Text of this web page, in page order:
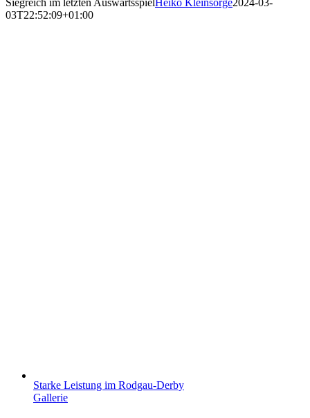
Siegreich im letzten AuswärtsspielHeiko Kleinsorge2024-03-
03T22:52:09+01:00
Starke Leistung im Rodgau-Derby
Gallerie